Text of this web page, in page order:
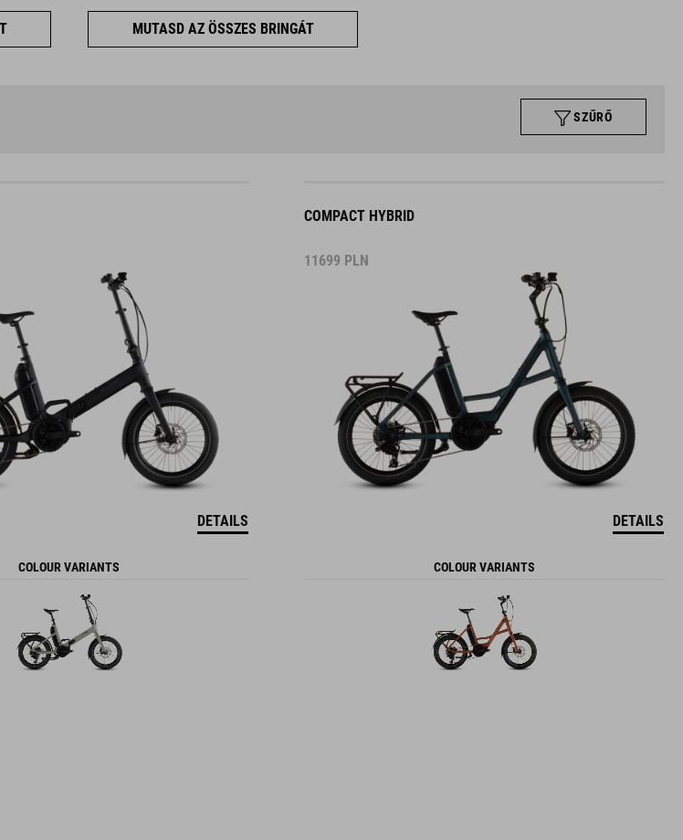
MUTASD AZ ÖSSZES BRINGÁT
SZŰRŐ
DETAILS
COLOUR VARIANTS
COMPACT HYBRID
11699 PLN
DETAILS
COLOUR VARIANTS